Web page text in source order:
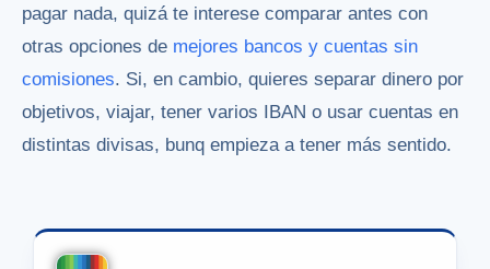
pagar nada, quizá te interese comparar antes con
otras opciones de mejores bancos y cuentas sin
comisiones. Si, en cambio, quieres separar dinero por
objetivos, viajar, tener varios IBAN o usar cuentas en
distintas divisas, bunq empieza a tener más sentido.